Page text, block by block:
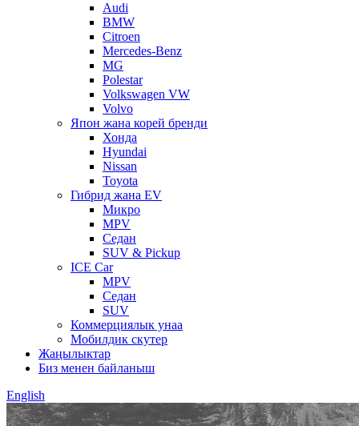
Audi
BMW
Citroen
Mercedes-Benz
MG
Polestar
Volkswagen VW
Volvo
Япон жана корей бренди
Хонда
Hyundai
Nissan
Toyota
Гибрид жана EV
Микро
MPV
Седан
SUV & Pickup
ICE Car
MPV
Седан
SUV
Коммерциялык унаа
Мобилдик скутер
Жаңылыктар
Биз менен байланыш
English